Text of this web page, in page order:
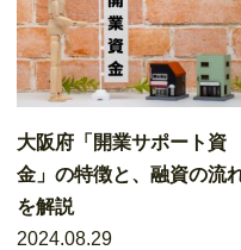
大阪府「開業サポート資
金」の特徴と、融資の流
を解説
2024.08.29